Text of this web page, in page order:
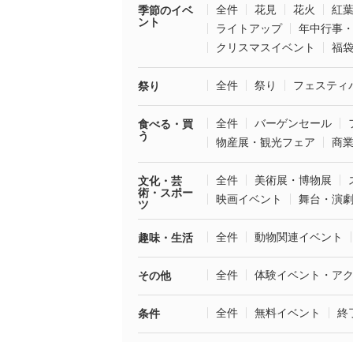
季節のイベ
ント
全件 花見 花火
紅葉
ライトアップ
年中行事
クリスマスイベント
福
祭り 全件 祭り フェスティ
食べる・買
う
全件 バーゲンセール
物産展・観光フェア
商
文化・芸
術・スポー
ツ
全件 美術展・博物展
映画イベント
舞台・演劇
趣味・生活 全件 動物関連イベント
その他 全件 体験イベント・ア
条件 全件 無料イベント 終